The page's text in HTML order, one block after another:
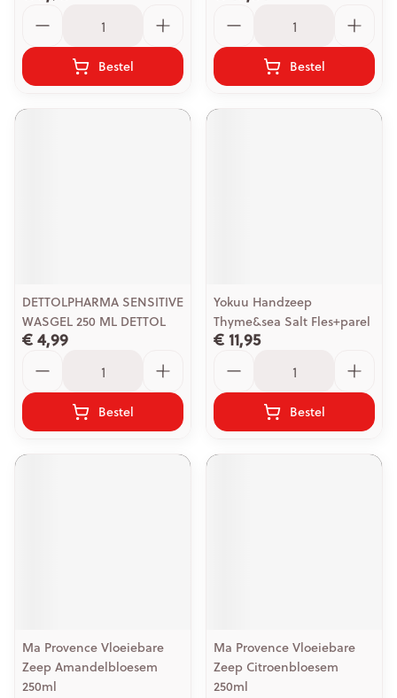
Bestel Bestel
DETTOLPHARMA SENSITIVE
WASGEL 250 ML DETTOL
€ 4,99
Bestel
Yokuu Handzeep
Thyme&sea Salt Fles+parel
€ 11,95
Bestel
Ma Provence Vloeiebare
Zeep Amandelbloesem
250ml
Ma Provence Vloeiebare
Zeep Citroenbloesem
250ml